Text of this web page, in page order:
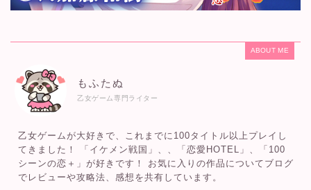
ABOUT ME
もふたぬ
乙女ゲーム専門ライター
乙女ゲームが大好きで、これまでに100タイトル以上プレイし
てきました！ 「イケメン戦国」、、「恋愛HOTEL」、「100
シーンの恋＋」が好きです！ お気に入りの作品についてブログ
でレビューや攻略法、感想を共有しています。